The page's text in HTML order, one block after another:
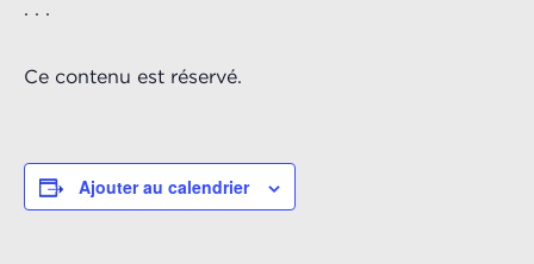
. . .
Ce contenu est réservé.
Ajouter au calendrier